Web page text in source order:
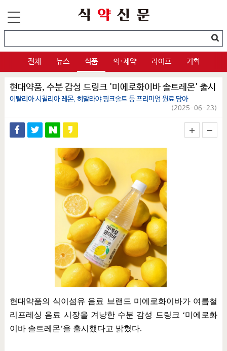
전체 뉴스 식품 의·제약 라이프 기획
현대약품, 수분 감성 드링크 '미에로화이바 솔트레몬' 출시
이탈리아 시칠리아 레몬, 히말라야 핑크솔트 등 프리미엄 원료 담아
(2025-06-23)
현대약품의 식이섬유 음료 브랜드 미에로화이바가 여름철
리프레싱 음료 시장을 겨냥한 수분 감성 드링크 ‘미에로화
이바 솔트레몬’을 출시했다고 밝혔다.